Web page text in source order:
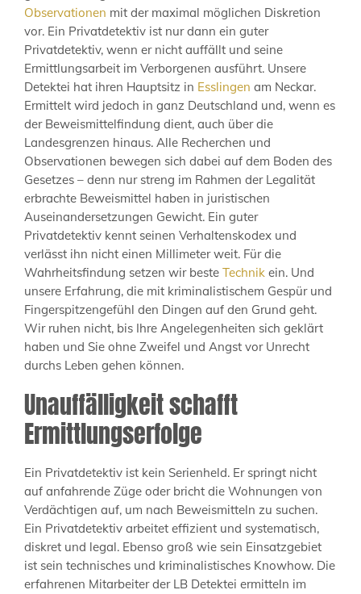
Observationen mit der maximal möglichen Diskretion
vor. Ein Privatdetektiv ist nur dann ein guter
Privatdetektiv, wenn er nicht auffällt und seine
Ermittlungsarbeit im Verborgenen ausführt. Unsere
Detektei hat ihren Hauptsitz in Esslingen am Neckar.
Ermittelt wird jedoch in ganz Deutschland und, wenn es
der Beweismittelfindung dient, auch über die
Landesgrenzen hinaus. Alle Recherchen und
Observationen bewegen sich dabei auf dem Boden des
Gesetzes – denn nur streng im Rahmen der Legalität
erbrachte Beweismittel haben in juristischen
Auseinandersetzungen Gewicht. Ein guter
Privatdetektiv kennt seinen Verhaltenskodex und
verlässt ihn nicht einen Millimeter weit. Für die
Wahrheitsfindung setzen wir beste Technik ein. Und
unsere Erfahrung, die mit kriminalistischem Gespür und
Fingerspitzengefühl den Dingen auf den Grund geht.
Wir ruhen nicht, bis Ihre Angelegenheiten sich geklärt
haben und Sie ohne Zweifel und Angst vor Unrecht
durchs Leben gehen können.
Unauffälligkeit schafft
Ermittlungserfolge
Ein Privatdetektiv ist kein Serienheld. Er springt nicht
auf anfahrende Züge oder bricht die Wohnungen von
Verdächtigen auf, um nach Beweismitteln zu suchen.
Ein Privatdetektiv arbeitet effizient und systematisch,
diskret und legal. Ebenso groß wie sein Einsatzgebiet
ist sein technisches und kriminalistisches Knowhow. Die
erfahrenen Mitarbeiter der LB Detektei ermitteln im